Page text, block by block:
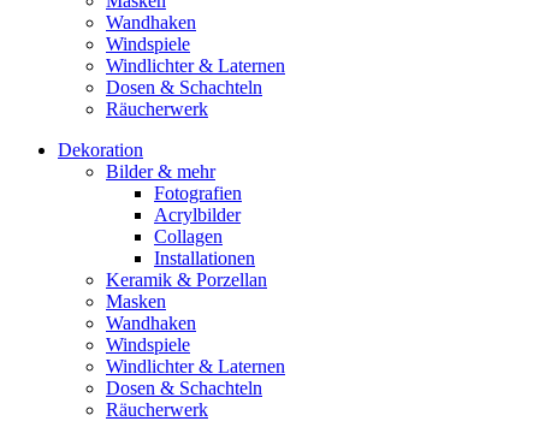
Wandhaken
Windspiele
Windlichter & Laternen
Dosen & Schachteln
Räucherwerk
Dekoration
Bilder & mehr
Fotografien
Acrylbilder
Collagen
Installationen
Keramik & Porzellan
Masken
Wandhaken
Windspiele
Windlichter & Laternen
Dosen & Schachteln
Räucherwerk